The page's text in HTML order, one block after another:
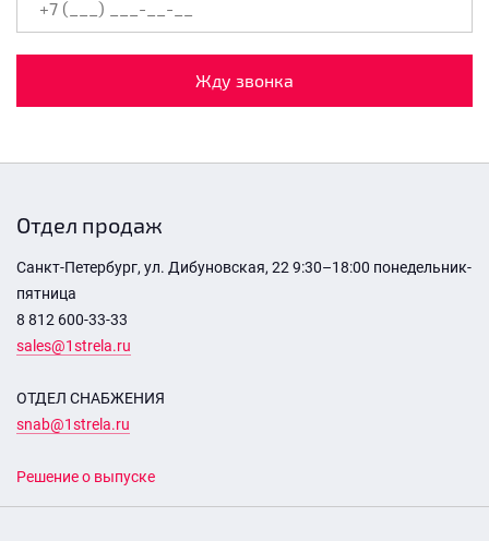
Жду звонка
Отдел продаж
Санкт-Петербург, ул. Дибуновская, 22 9:30–18:00 понедельник-
пятница
8 812 600-33-33
sales@1strela.ru
ОТДЕЛ СНАБЖЕНИЯ
snab@1strela.ru
Решение о выпуске